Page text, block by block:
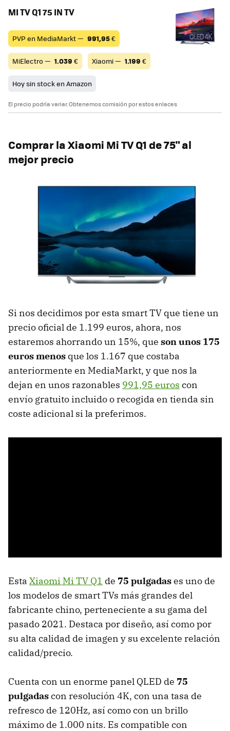
MI TV Q1 75 IN TV
PVP en MediaMarkt — 991,95€
MiElectro — 1.039 € Xiaomi — 1.199 €
Hoy sin stock en Amazon
El precio podría variar. Obtenemos comisión por estos enlaces
Comprar la Xiaomi Mi TV Q1 de 75" al
mejor precio
Si nos decidimos por esta smart TV que tiene un
precio oficial de 1.199 euros, ahora, nos
estaremos ahorrando un 15%, que son unos 175
euros menos que los 1.167 que costaba
anteriormente en MediaMarkt, y que nos la
dejan en unos razonables 991,95 euros con
envío gratuito incluido o recogida en tienda sin
coste adicional si la preferimos.
Esta Xiaomi Mi TV Q1 de 75 pulgadases uno de
los modelos de smart TVs más grandes del
fabricante chino, perteneciente a su gama del
pasado 2021. Destaca por diseño, así como por
su alta calidad de imagen y su excelente relación
calidad/precio.
Cuenta con un enorme panel QLED de 75
pulgadascon resolución 4K, con una tasa de
refresco de 120Hz, así como con un brillo
máximo de 1.000 nits. Es compatible con